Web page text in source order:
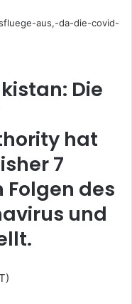
Die
hat
7
Folgen des
und